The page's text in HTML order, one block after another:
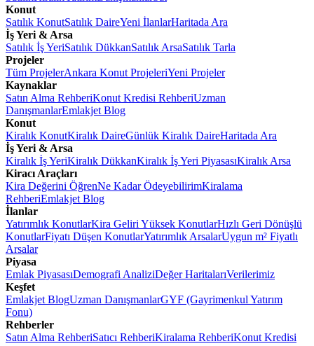
Konut
Satılık KonutSatılık DaireYeni İlanlarHaritada Ara
İş Yeri & Arsa
Satılık İş YeriSatılık DükkanSatılık ArsaSatılık Tarla
Projeler
Tüm ProjelerAnkara Konut ProjeleriYeni Projeler
Kaynaklar
Satın Alma RehberiKonut Kredisi RehberiUzman
DanışmanlarEmlakjet Blog
Konut
Kiralık KonutKiralık DaireGünlük Kiralık DaireHaritada Ara
İş Yeri & Arsa
Kiralık İş YeriKiralık DükkanKiralık İş Yeri PiyasasıKiralık Arsa
Kiracı Araçları
Kira Değerini ÖğrenNe Kadar ÖdeyebilirimKiralama
RehberiEmlakjet Blog
İlanlar
Yatırımlık KonutlarKira Geliri Yüksek KonutlarHızlı Geri Dönüşlü
KonutlarFiyatı Düşen KonutlarYatırımlık ArsalarUygun m² Fiyatlı
Arsalar
Piyasa
Emlak PiyasasıDemografi AnaliziDeğer HaritalarıVerilerimiz
Keşfet
Emlakjet BlogUzman DanışmanlarGYF (Gayrimenkul Yatırım
Fonu)
Rehberler
Satın Alma RehberiSatıcı RehberiKiralama RehberiKonut Kredisi